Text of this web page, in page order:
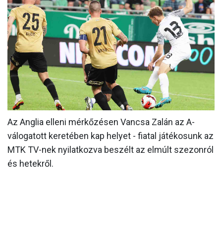
HÍREK
CSAPATOK
MÉRKŐZÉSEK
KLUB
GALÉRIA
SZURKOLÓI ÉLMÉNYEK
AKKREDITÁCIÓ
Az Anglia elleni mérkőzésen Vancsa Zalán az A-
válogatott keretében kap helyet - fiatal játékosunk az
MTK TV-nek nyilatkozva beszélt az elmúlt szezonról
és hetekről.